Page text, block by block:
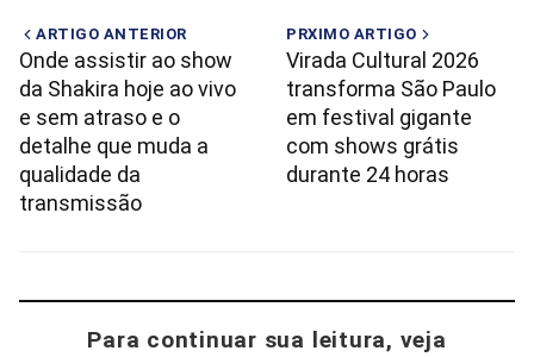
ARTIGO ANTERIOR
Onde assistir ao show
da Shakira hoje ao vivo
e sem atraso e o
detalhe que muda a
qualidade da
transmissão
PRXIMO ARTIGO
Virada Cultural 2026
transforma São Paulo
em festival gigante
com shows grátis
durante 24 horas
Para continuar sua leitura, veja